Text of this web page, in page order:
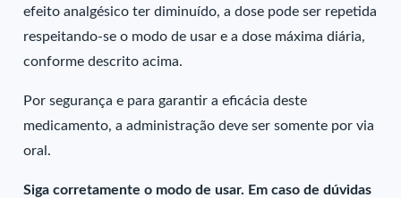
efeito analgésico ter diminuído, a dose pode ser repetida
respeitando-se o modo de usar e a dose máxima diária,
conforme descrito acima.
Por segurança e para garantir a eficácia deste
medicamento, a administração deve ser somente por via
oral.
Siga corretamente o modo de usar. Em caso de dúvidas